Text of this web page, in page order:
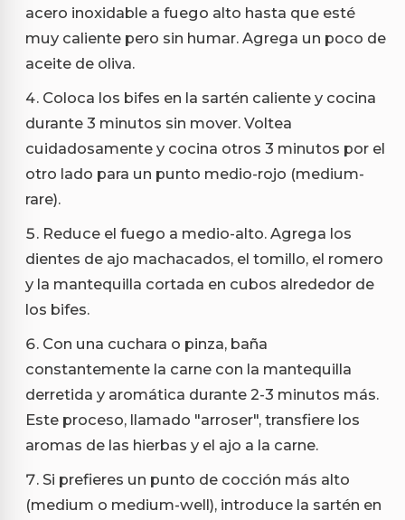
acero inoxidable a fuego alto hasta que esté
muy caliente pero sin humar. Agrega un poco de
aceite de oliva.
Coloca los bifes en la sartén caliente y cocina
durante 3 minutos sin mover. Voltea
cuidadosamente y cocina otros 3 minutos por el
otro lado para un punto medio-rojo (medium-
rare).
Reduce el fuego a medio-alto. Agrega los
dientes de ajo machacados, el tomillo, el romero
y la mantequilla cortada en cubos alrededor de
los bifes.
Con una cuchara o pinza, baña
constantemente la carne con la mantequilla
derretida y aromática durante 2-3 minutos más.
Este proceso, llamado "arroser", transfiere los
aromas de las hierbas y el ajo a la carne.
Si prefieres un punto de cocción más alto
(medium o medium-well), introduce la sartén en